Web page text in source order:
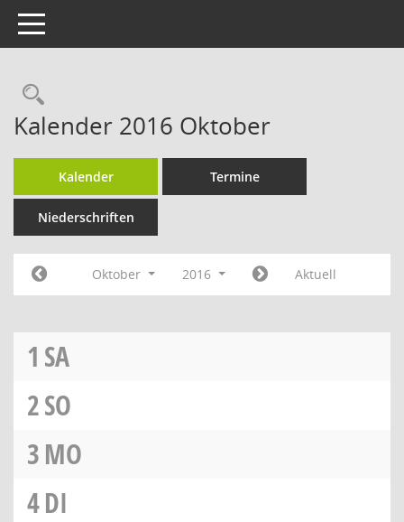
Toggle navigation
Rechercheauswahl
Kalender 2016 Oktober
Kalender Termine
Niederschriften
Oktober 2016 Aktuell
1 SA
2SO
3MO
4DI